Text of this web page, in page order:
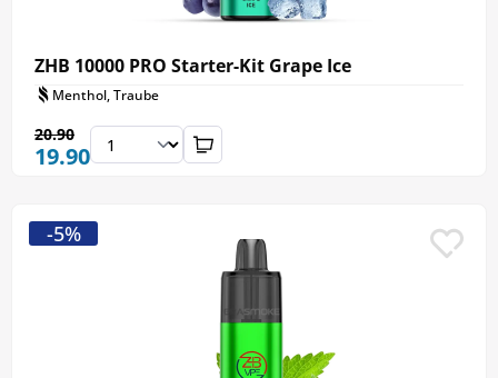
ZHB 10000 PRO Starter-Kit Grape Ice
Menthol, Traube
19.90
20.90
-5%